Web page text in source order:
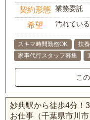
契約形態 業務委託
希望 汚れてい
スキマ時間勤務OK 扶
家事代行スタッフ募集
こ
妙典駅から徒歩4分！
お仕事（千葉県市川市